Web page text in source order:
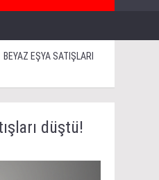
BEYAZ EŞYA SATIŞLARI
düştü!